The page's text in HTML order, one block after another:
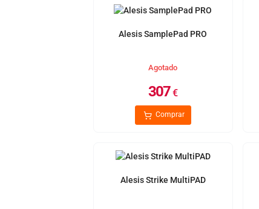
Alesis SamplePad PRO
Agotado
307€
Comprar
Alesis Strike MultiPAD